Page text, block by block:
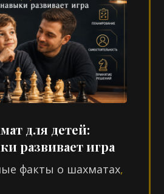
для детей:
развивает игра
факты о шахматах,